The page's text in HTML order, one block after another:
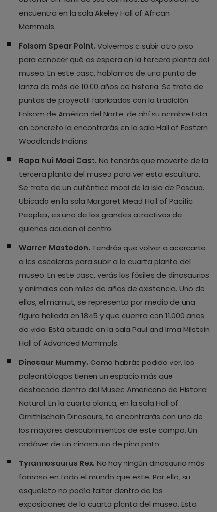
encuentra en la sala Akeley Hall of African
Mammals.
Folsom Spear Point. Volvemos a subir otro piso
para conocer qué os espera en la tercera planta del
museo. En este caso, hablamos de una punta de
lanza de más de 10.00 años de historia. Se trata de
puntas de proyectil fabricadas con la tradición
Folsom de América del Norte, de ahí su nombre.Esta
en concreto la encontrarás en la sala Hall of Eastern
Woodlands Indians.
Rapa Nui Moai Cast. No tendrás que moverte de la
tercera planta del museo para ver esta escultura.
Se trata de un auténtico moai de la isla de Pascua.
Ubicado en la sala Margaret Mead Hall of Pacific
Peoples, es uno de los grandes atractivos de
quienes acuden al centro.
Warren Mastodon. Tendrás que volver a acercarte
a las escaleras para subir a la cuarta planta del
museo. En este caso, verás los fósiles de dinosaurios
y animales con miles de años de existencia. Uno de
ellos, el mamut, se representa por medio de una
figura hallada en 1845 y que cuenta con 11.000 años
de vida. Está situada en la sala Paul and Irma Milstein
Hall of Advanced Mammals.
Dinosaur Mummy. Como habrás podido ver, los
paleontólogos tienen un espacio más que
destacado dentro del Museo Americano de Historia
Natural. En la cuarta planta, en la sala Hall of
Ornithischain Dinosaurs, te encontrarás con uno de
los mayores descubrimientos de este campo. Un
cadáver de un dinosaurio de pico pato.
Tyrannosaurus Rex. No hay ningún dinosaurio más
famoso en todo el mundo que este. Por ello, su
esqueleto no podía faltar dentro de las
exposiciones de la cuarta planta del museo. Esta